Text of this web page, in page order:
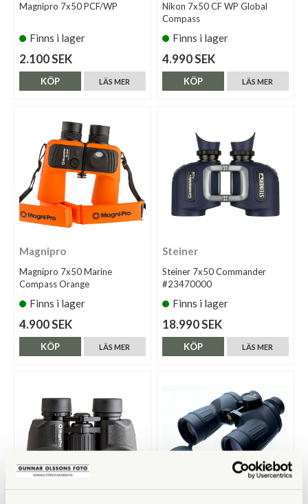
Magnipro 7x50 PCF/WP
Finns i lager
2.100 SEK
LÄS MER
KÖP
Nikon 7x50 CF WP Global
Compass
Finns i lager
4.990 SEK
LÄS MER
KÖP
Magnipro
Magnipro 7x50 Marine
Compass Orange
Finns i lager
4.900 SEK
LÄS MER
KÖP
Steiner
Steiner 7x50 Commander
#23470000
Finns i lager
18.990 SEK
LÄS MER
KÖP